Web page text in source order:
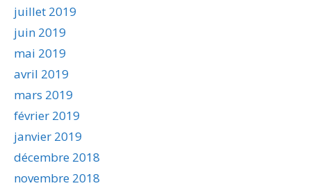
juillet 2019
juin 2019
mai 2019
avril 2019
mars 2019
février 2019
janvier 2019
décembre 2018
novembre 2018